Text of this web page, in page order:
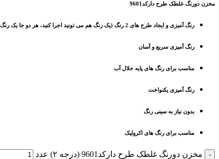
مخزن دورنگ غلطک طرح دارکد9601
رنگ آمیزی و ایجاد طرح های 2 رنگ (یک رنگ هم می تونید اجرا کنید، هر دو جا یک رنگ می ریزید)
رنگ آمیزی سریع و آسان
مناسب برای رنگ های پایه حلال آب
رنگ آمیزی یکنواخت
بدون نیاز به سینی رنگ
مناسب برای رنگ های اکرولیک
مخزن دورنگ غلطک طرح دارکد9601 (درجه ۲) عدد